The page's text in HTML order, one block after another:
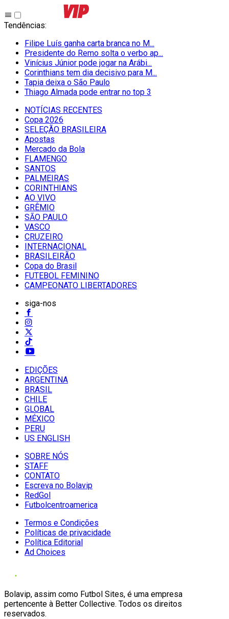
Tendências:
Filipe Luís ganha carta branca no M...
Presidente do Remo solta o verbo ap...
Vinícius Júnior pode jogar na Arábi...
Corinthians tem dia decisivo para M...
Tapia deixa o São Paulo
Thiago Almada pode entrar no top 3
NOTÍCIAS RECENTES
Copa 2026
SELEÇÃO BRASILEIRA
Apostas
Mercado da Bola
FLAMENGO
SANTOS
PALMEIRAS
CORINTHIANS
AO VIVO
GRÊMIO
SĀO PAULO
VASCO
CRUZEIRO
INTERNACIONAL
BRASILEIRÃO
Copa do Brasil
FUTEBOL FEMININO
CAMPEONATO LIBERTADORES
siga-nos
EDIÇÕES
ARGENTINA
BRASIL
CHILE
GLOBAL
MÉXICO
PERU
US ENGLISH
SOBRE NÓS
STAFF
CONTATO
Escreva no Bolavip
RedGol
Futbolcentroamerica
Termos e Condições
Políticas de privacidade
Política Editorial
Ad Choices
Bolavip, assim como Futbol Sites, é uma empresa
pertencente à Better Collective. Todos os direitos
reservados.